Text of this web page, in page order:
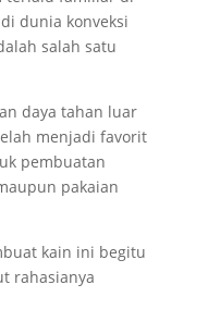
dunia konveksi
salah satu
daya tahan luar
menjadi favorit
pembuatan
pakaian
kain ini begitu
rahasianya